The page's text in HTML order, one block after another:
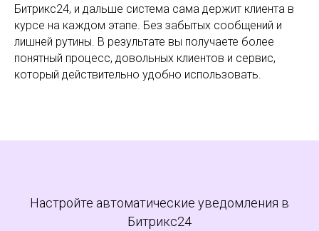
Битрикс24, и дальше система сама держит клиента в
курсе на каждом этапе. Без забытых сообщений и
лишней рутины. В результате вы получаете более
понятный процесс, довольных клиентов и сервис,
который действительно удобно использовать.
Настройте автоматические уведомления в
Битрикс24